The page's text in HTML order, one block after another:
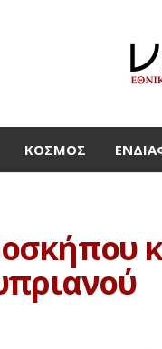
ΚΌΣΜΟΣ